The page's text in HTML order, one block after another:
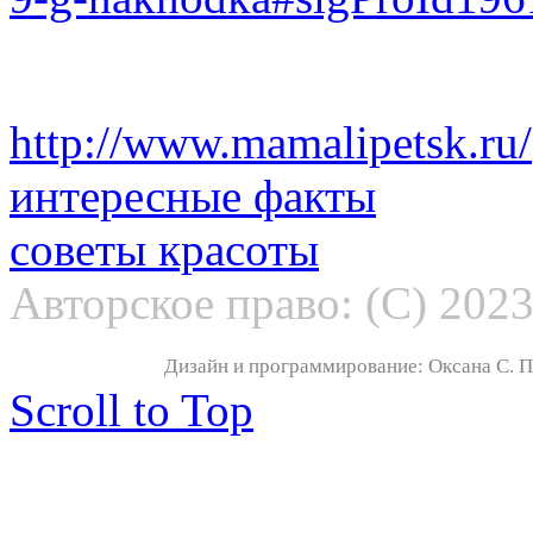
http://www.mamalipetsk.ru/
интересные факты
советы красоты
Авторское право: (С)
Дизайн и программирование: Оксана С.
Scroll to Top